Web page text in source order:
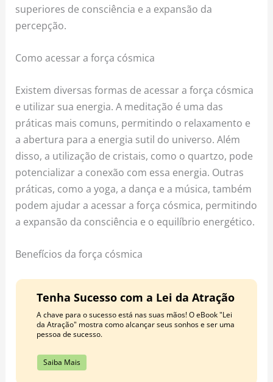
superiores de consciência e a expansão da
percepção.
Como acessar a força cósmica
Existem diversas formas de acessar a força cósmica
e utilizar sua energia. A meditação é uma das
práticas mais comuns, permitindo o relaxamento e
a abertura para a energia sutil do universo. Além
disso, a utilização de cristais, como o quartzo, pode
potencializar a conexão com essa energia. Outras
práticas, como a yoga, a dança e a música, também
podem ajudar a acessar a força cósmica, permitindo
a expansão da consciência e o equilíbrio energético.
Benefícios da força cósmica
Tenha Sucesso com a Lei da Atração
A chave para o sucesso está nas suas mãos! O eBook "Lei
da Atração" mostra como alcançar seus sonhos e ser uma
pessoa de sucesso.
Saiba Mais